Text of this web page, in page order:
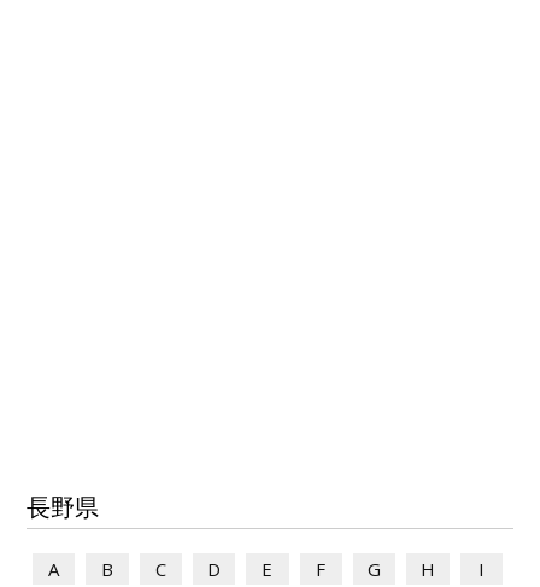
長野県
A B C D E F G H I